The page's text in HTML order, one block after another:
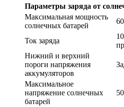
Параметры заряда от
Максимальная мощность
солнечных батарей
Ток заряда
Нижний и верхний
пороги напряжения
аккумуляторов
Максимальное
напряжение солнечных
батарей